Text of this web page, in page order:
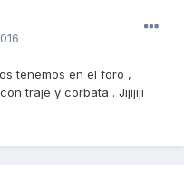
tenemos en el foro ,
traje y corbata . Jijijiji